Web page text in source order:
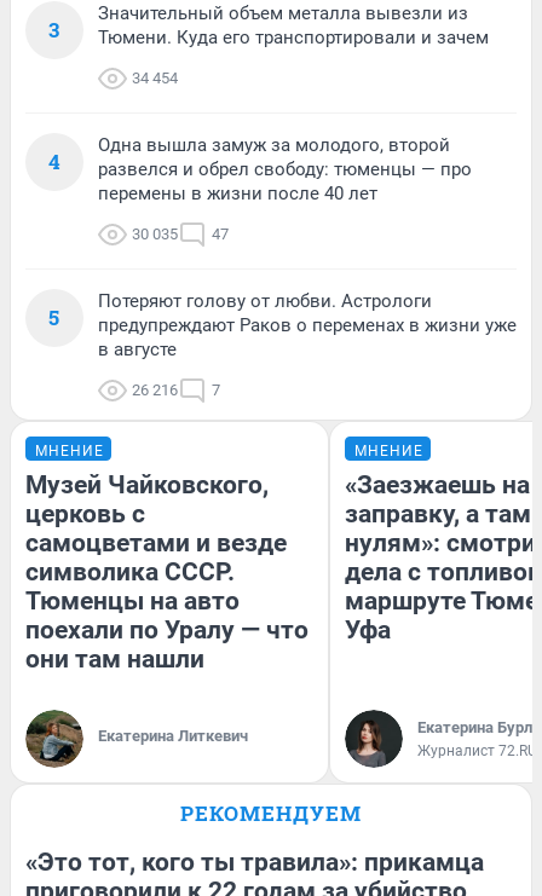
3
Значительный объем металла вывезли из
Тюмени. Куда его транспортировали и зачем
34 454
4
Одна вышла замуж за молодого, второй
развелся и обрел свободу: тюменцы — про
перемены в жизни после 40 лет
30 035 47
5
Потеряют голову от любви. Астрологи
предупреждают Раков о переменах в жизни уже
в августе
26 216 7
МНЕНИЕ
Музей Чайковского,
церковь с
самоцветами и везде
символика СССР.
Тюменцы на авто
поехали по Уралу — что
они там нашли
Екатерина Литкевич
МНЕНИЕ
«Заезжаешь на
заправку, а там
нулям»:
дела с
маршруте
Уфа
Екатерина
Журналист 72.RU
РЕКОМЕНДУЕМ
«Это тот, кого ты травила»: прикамца